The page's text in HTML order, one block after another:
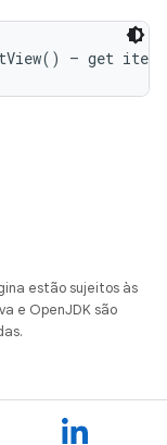
estão sujeitos às
e OpenJDK são